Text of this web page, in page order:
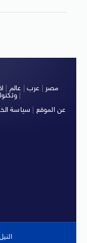
مصر عرب عالم
|
عن الموقع
سياسة
النيل للأخبار